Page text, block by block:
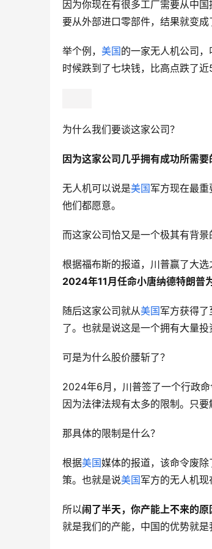
因为你现在有很多工厂需要从中
要从外部进口零部件，结果就变成
举个例， 美国的一家无人机公司
时候跌到了七块钱，比高点跌了近
为什么我们要谈这家公司？
因为这家公司几乎拥有成功所需要
无人机可以说是美国军方现在最
他们都愿意。
而这家公司恰又是一个极其有背景
根据福布斯的报道，川普赢了大
2024年11月任命小唐纳德特朗普
随后这家公司就从美国军方获得
了。也就是说这是一个拥有大量
可是为什么股价腰斩了？
2024年6月，川普签了一个行政
因为法律法规有太多的限制。只要
那具体的限制是什么？
根据美国媒体的报道，该命令废
策。也就是说美国军方的无人机现
所以闹了半天，你产能上不来的
就是我们的产能，中国的优势就是